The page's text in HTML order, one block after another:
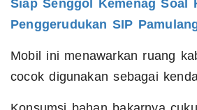
Siap Senggol Kemenag Soal
Penggerudukan SIP
Mobil ini menawarkan ruang
cocok digunakan sebagai